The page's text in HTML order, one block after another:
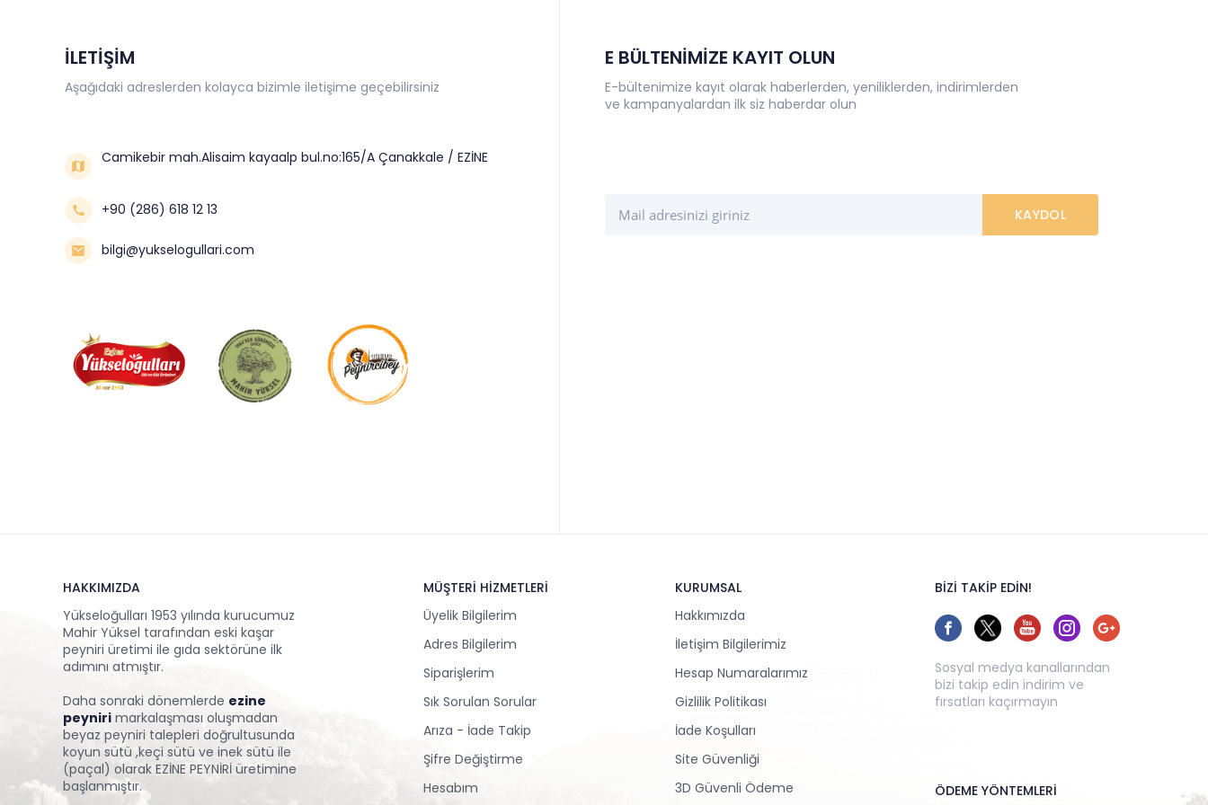
İLETİŞİM
Aşağıdaki adreslerden kolayca bizimle iletişime geçebilirsiniz
Camikebir mah.Alisaim kayaalp bul.no:165/A Çanakkale / EZİNE
+90 (286) 618 12 13
bilgi@yukselogullari.com
E BÜLTENİMİZE KAYIT OLUN
E-bültenimize kayıt olarak haberlerden, yeniliklerden, indirimlerden
ve kampanyalardan ilk siz haberdar olun
HAKKIMIZDA
Yükseloğulları 1953 yılında kurucumuz
Mahir Yüksel tarafından eski kaşar
peyniri üretimi ile gıda sektörüne ilk
adımını atmıştır.
Daha sonraki dönemlerde ezine
peynirimarkalaşması oluşmadan
beyaz peyniri talepleri doğrultusunda
koyun sütü ,keçi sütü ve inek sütü ile
(paçal) olarak EZİNE PEYNİRİ üretimine
başlanmıştır.
MÜŞTERİ HİZMETLERİ
Üyelik Bilgilerim
Adres Bilgilerim
Siparişlerim
Sık Sorulan Sorular
Arıza - İade Takip
Şifre Değiştirme
Hesabım
KURUMSAL
Hakkımızda
İletişim Bilgilerimiz
Hesap Numaralarımız
Gizlilik Politikası
İade Koşulları
Site Güvenliği
3D Güvenli Ödeme
BİZİ TAKİP EDİN!
Sosyal medya kanallarından
bizi takip edin indirim ve
fırsatları kaçırmayın
ÖDEME YÖNTEMLERİ